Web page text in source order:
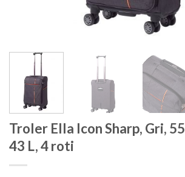
Troler Ella Icon Sharp, Gri,
43 L, 4 roti